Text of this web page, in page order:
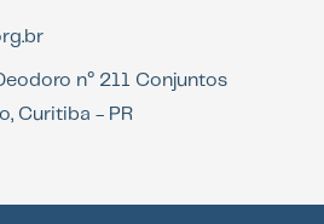
n° 211 Conjuntos
Curitiba - PR